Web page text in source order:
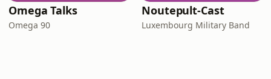
Omega Talks
Omega 90
Noutepult-Cast
Luxembourg Military Band